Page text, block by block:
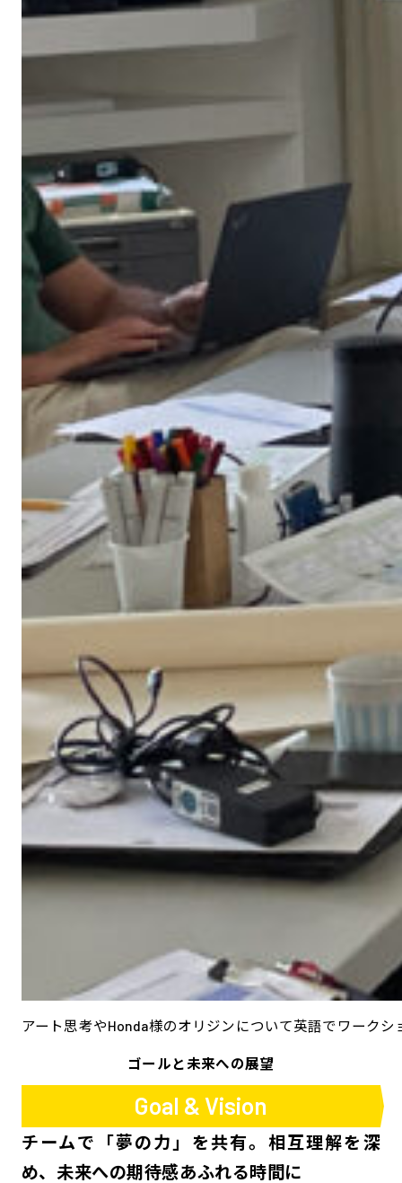
アート思考やHonda様のオリジンについて英語でワークシ
Goal & Vision
チームで「夢の力」を共有。相互理解を深
め、未来への期待感あふれる時間に